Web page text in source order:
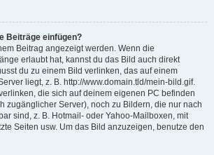
Beiträge einfügen?
Beitrag angezeigt werden. Wenn die
erlaubt hat, kannst du das Bild auch direkt
du zu einem Bild verlinken, das auf einem
liegt, z. B. http://www.domain.tld/mein-bild.gif.
die sich auf deinem eigenen PC befinden
zugänglicher Server), noch zu Bildern, die nur nach
sind, z. B. Hotmail- oder Yahoo-Mailboxen, mit
Seiten usw. Um das Bild anzuzeigen, benutze den